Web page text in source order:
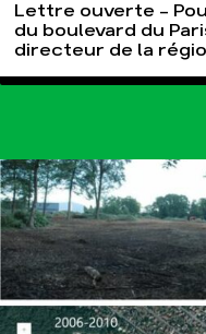
Lettre ouverte –
du boulevard du
directeur de la